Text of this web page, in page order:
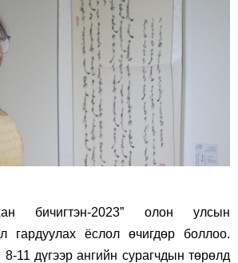
бичигтэн-2023” олон улсын
гардуулах ёслол өчигдөр боллоо.
11 дүгээр ангийн сурагчдын төрөлд